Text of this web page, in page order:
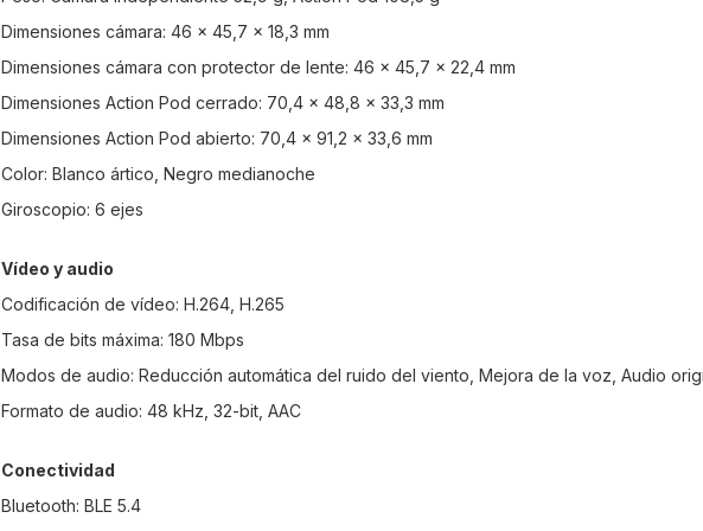
Dimensiones cámara: 46 x 45,7 x 18,3 mm
Dimensiones cámara con protector de lente: 46 x 45,7 x 22,4 mm
Dimensiones Action Pod cerrado: 70,4 x 48,8 x 33,3 mm
Dimensiones Action Pod abierto: 70,4 x 91,2 x 33,6 mm
Color: Blanco ártico, Negro medianoche
Giroscopio: 6 ejes
Vídeo y audio
Codificación de vídeo: H.264, H.265
Tasa de bits máxima: 180 Mbps
Modos de audio: Reducción automática del ruido del viento, Mejora de la voz, Audio
Formato de audio: 48 kHz, 32-bit, AAC
Conectividad
Bluetooth: BLE 5.4